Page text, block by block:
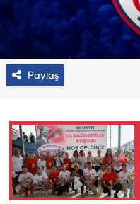
Paylaş